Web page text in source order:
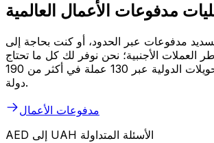
مدفوعات الأعمال العالمية
مدفوعات عبر الحدود، أو كنت بحاجة إلى
العملات الأجنبية؛ نحن نوفر لك كل ما تحتاج
إليه. قم بجدولة التحويلات الدولية عبر 130 عملة في أكثر من 190
دولة.
مدفوعات الأعمال
AED إلى UAH الأسئلة المتداولة